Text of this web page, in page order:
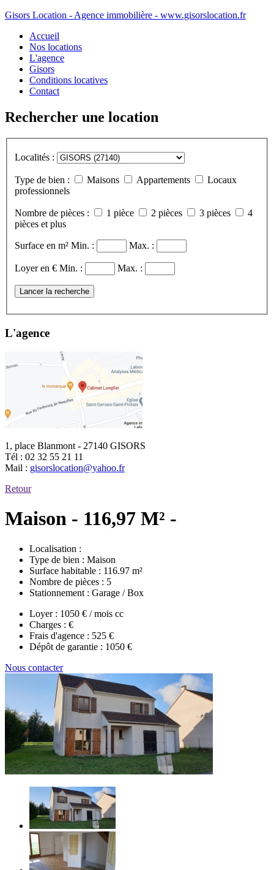
Gisors Location - Agence immobilière - www.gisorslocation.fr
Accueil
Nos locations
L'agence
Gisors
Conditions locatives
Contact
Rechercher une location
Localités :
Type de bien : Maisons Appartements
Locaux
professionnels
Nombre de pièces : 1 pièce 2 pièces 3 pièces
4
pièces et plus
Surface en m² Min. : Max. :
Loyer en € Min. : Max. :
Lancer la recherche
L'agence
1, place Blanmont - 27140 GISORS
Tél : 02 32 55 21 11
Mail : gisorslocation@yahoo.fr
Retour
Maison - 116,97 M² -
Localisation :
Type de bien : Maison
Surface habitable : 116.97 m²
Nombre de pièces : 5
Stationnement : Garage / Box
Loyer : 1050 € / mois cc
Charges : €
Frais d'agence : 525 €
Dépôt de garantie : 1050 €
Nous contacter